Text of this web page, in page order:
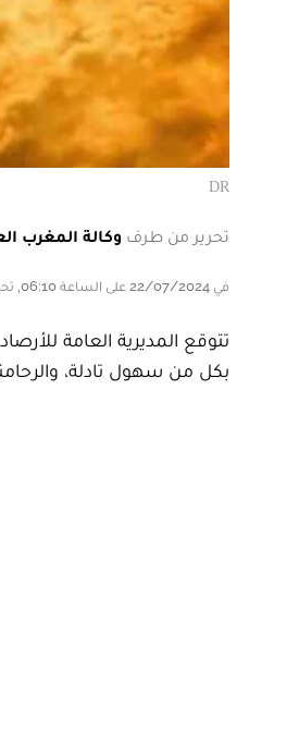
DR
تحرير من طرف وكالة المغرب
في 22/07/2024 على الساعة 06:10, تحديث بتاريخ 22/07/2024 على الساعة 06:10
تتوقع المديرية العامة
بكل من سهول تادلة،